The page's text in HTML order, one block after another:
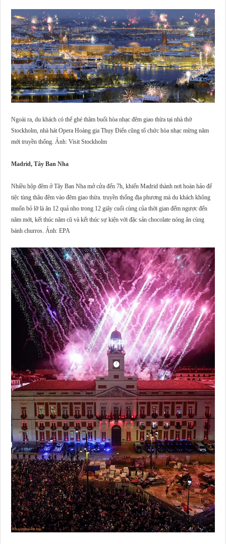
Ngoài ra, du khách có thể ghé thăm buổi hòa nhạc đêm giao thừa tại nhà thờ
Stockholm, nhà hát Opera Hoàng gia Thụy Điển cũng tổ chức hòa nhạc mừng năm
mới truyền thống. Ảnh: Visit Stockholm
Madrid, Tây Ban Nha
Nhiều hộp đêm ở Tây Ban Nha mở cửa đến 7h, khiến Madrid thành nơi hoàn hảo để
tiệc tùng thâu đêm vào đêm giao thừa. truyền thống địa phương mà du khách không
muốn bỏ lỡ là ăn 12 quả nho trong 12 giây cuối cùng của thời gian đếm ngược đến
năm mới, kết thúc năm cũ và kết thúc sự kiện với đặc sản chocolate nóng ăn cùng
bánh churros. Ảnh: EPA